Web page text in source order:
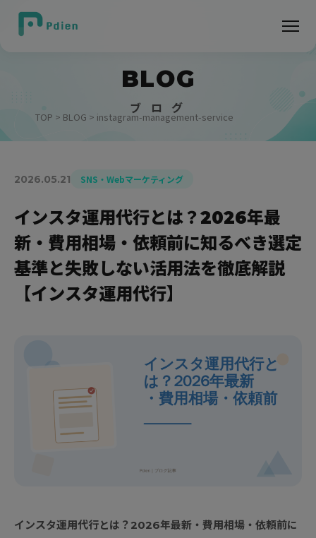
BLOG
ブ ロ グ
TOP > BLOG > instagram-management-service
2026.05.21 SNS・Webマーケティング
インスタ運用代行とは？2026年最
新・費用相場・依頼前に知るべき選定
基準と失敗しない活用法を徹底解説
【インスタ運用代行】
インスタ運用代行とは？2026年最新・費用相場・依頼前に